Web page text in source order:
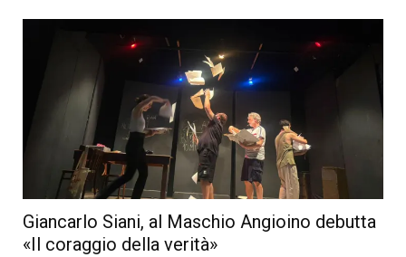
Giancarlo Siani, al Maschio Angioino debutta
«Il coraggio della verità»